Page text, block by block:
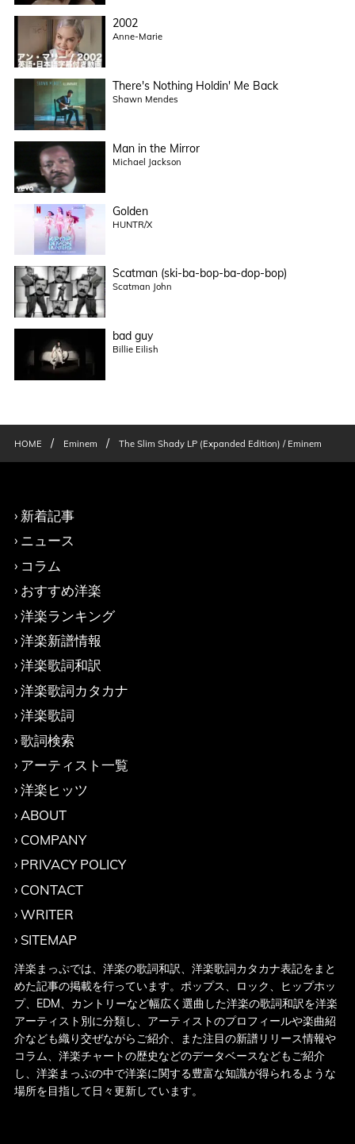
2002
Anne-Marie
There's Nothing Holdin' Me Back
Shawn Mendes
Man in the Mirror
Michael Jackson
Golden
HUNTR/X
Scatman (ski-ba-bop-ba-dop-bop)
Scatman John
bad guy
Billie Eilish
HOME / Eminem / The Slim Shady LP (Expanded Edition) / Eminem
新着記事
ニュース
コラム
おすすめ洋楽
洋楽ランキング
洋楽新譜情報
洋楽歌詞和訳
洋楽歌詞カタカナ
洋楽歌詞
歌詞検索
アーティスト一覧
洋楽ヒッツ
ABOUT
COMPANY
PRIVACY POLICY
CONTACT
WRITER
SITEMAP
洋楽まっぷでは、洋楽の歌詞和訳、洋楽歌詞カタカナ表記をまと
めた記事の掲載を行っています。ポップス、ロック、ヒップホッ
プ、EDM、カントリーなど幅広く選曲した洋楽の歌詞和訳を洋楽
アーティスト別に分類し、アーティストのプロフィールや楽曲紹
介なども織り交ぜながらご紹介、また注目の新譜リリース情報や
コラム、洋楽チャートの歴史などのデータベースなどもご紹介
し、洋楽まっぷの中で洋楽に関する豊富な知識が得られるような
場所を目指して日々更新しています。